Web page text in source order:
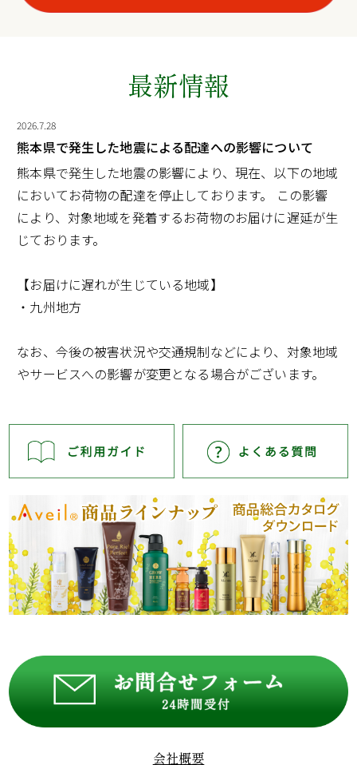
最新情報
2026.7.28
熊本県で発生した地震による配達への影響について
熊本県で発生した地震の影響により、現在、以下の地域
においてお荷物の配達を停止しております。 この影響
により、対象地域を発着するお荷物のお届けに遅延が生
じております。
【お届けに遅れが生じている地域】
・九州地方
なお、今後の被害状況や交通規制などにより、対象地域
やサービスへの影響が変更となる場合がございます。
お届けに関する最新の情報は佐川急便のホームページを
2026.5.7
一部商品 品切れのお知らせ
好評により以下の商品が在庫切れとなっております。
【商品番号20009】エクストラヘアパック
【商品番号20015】ワイルドハーブ・ピュアソープ
お客様には大変ご迷惑をおかけいたしますが、ご了承の
程お願い申し上げます。
会社概要